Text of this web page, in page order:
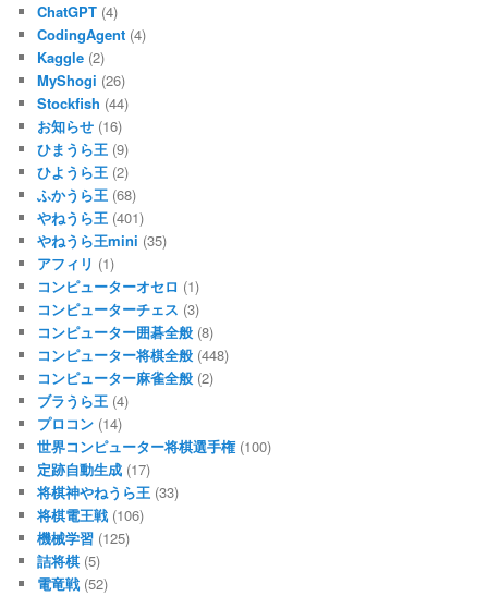
ChatGPT (4)
CodingAgent (4)
Kaggle (2)
MyShogi (26)
Stockfish (44)
お知らせ (16)
ひまうら王 (9)
ひようら王 (2)
ふかうら王 (68)
やねうら王 (401)
やねうら王mini (35)
アフィリ (1)
コンピューターオセロ (1)
コンピューターチェス (3)
コンピューター囲碁全般 (8)
コンピューター将棋全般 (448)
コンピューター麻雀全般 (2)
ブラうら王 (4)
プロコン (14)
世界コンピューター将棋選手権(100)
定跡自動生成 (17)
将棋神やねうら王 (33)
将棋電王戦 (106)
機械学習 (125)
詰将棋 (5)
電竜戦 (52)